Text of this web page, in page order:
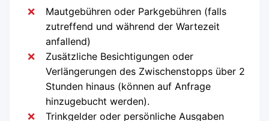
Mautgebühren oder Parkgebühren (falls
zutreffend und während der Wartezeit
anfallend)
Zusätzliche Besichtigungen oder
Verlängerungen des Zwischenstopps über 2
Stunden hinaus (können auf Anfrage
hinzugebucht werden).
Trinkgelder oder persönliche Ausgaben